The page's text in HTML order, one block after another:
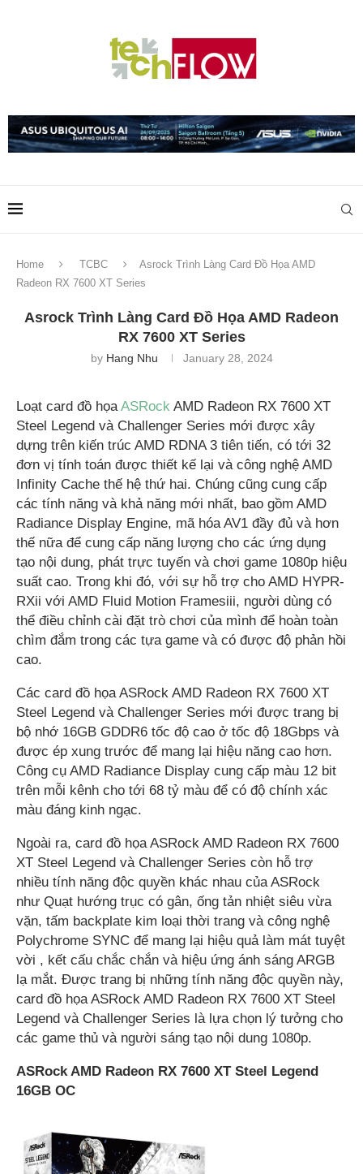
Home TCBC
Asrock Trình Làng Card Đồ Họa AMD
Radeon RX 7600 XT Series
Asrock Trình Làng Card Đồ Họa AMD Radeon
RX 7600 XT Series
by Hang Nhu January 28, 2024
Loạt card đồ họaASRock AMD Radeon RX 7600 XT
Steel Legend và Challenger Series mới được xây
dựng trên kiến trúc AMD RDNA 3 tiên tiến, có tới 32
đơn vị tính toán được thiết kế lại và công nghệ AMD
Infinity Cache thế hệ thứ hai. Chúng cũng cung cấp
các tính năng và khả năng mới nhất, bao gồm AMD
Radiance Display Engine, mã hóa AV1 đầy đủ và hơn
thế nữa để cung cấp năng lượng cho các ứng dụng
tạo nội dung, phát trực tuyến và chơi game 1080p hiệu
suất cao. Trong khi đó, với sự hỗ trợ cho AMD HYPR-
RXii với AMD Fluid Motion Framesiii, người dùng có
thể điều chỉnh cài đặt trò chơi của mình để hoàn toàn
chìm đắm trong các tựa game và có được độ phản hồi
cao.
Các card đồ họa ASRock AMD Radeon RX 7600 XT
Steel Legend và Challenger Series mới được trang bị
bộ nhớ 16GB GDDR6 tốc độ cao ở tốc độ 18Gbps và
được ép xung trước để mang lại hiệu năng cao hơn.
Công cụ AMD Radiance Display cung cấp màu 12 bit
trên mỗi kênh cho tới 68 tỷ màu để có độ chính xác
màu đáng kinh ngạc.
Ngoài ra, card đồ họa ASRock AMD Radeon RX 7600
XT Steel Legend và Challenger Series còn hỗ trợ
nhiều tính năng độc quyền khác nhau của ASRock
như Quạt hướng trục có gân, ống tản nhiệt siêu vừa
vặn, tấm backplate kim loại thời trang và công nghệ
Polychrome SYNC để mang lại hiệu quả làm mát tuyệt
vời , kết cấu chắc chắn và hiệu ứng ánh sáng ARGB
lạ mắt. Được trang bị những tính năng độc quyền này,
card đồ họa ASRock AMD Radeon RX 7600 XT Steel
Legend và Challenger Series là lựa chọn lý tưởng cho
các game thủ và người sáng tạo nội dung 1080p.
ASRock AMD Radeon RX 7600 XT Steel Legend
16GB OC